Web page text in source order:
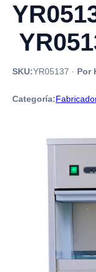
SKU:YR05137 · Por
Categoría: